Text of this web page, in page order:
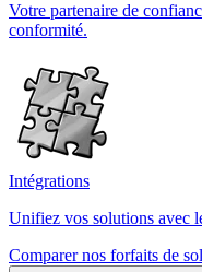
Votre partenaire de
conformité.
Intégrations
Unifiez vos solutions avec
Comparer nos forfaits de